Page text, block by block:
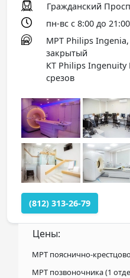
Гражданский
пн-вс с 8:00 до 21:00
МРТ Philips Ingenia,
закрытый
КТ Philips Ingenuity
срезов
(812) 313-26-79
Цены:
МРТ пояснично-
МРТ позвоночника (1